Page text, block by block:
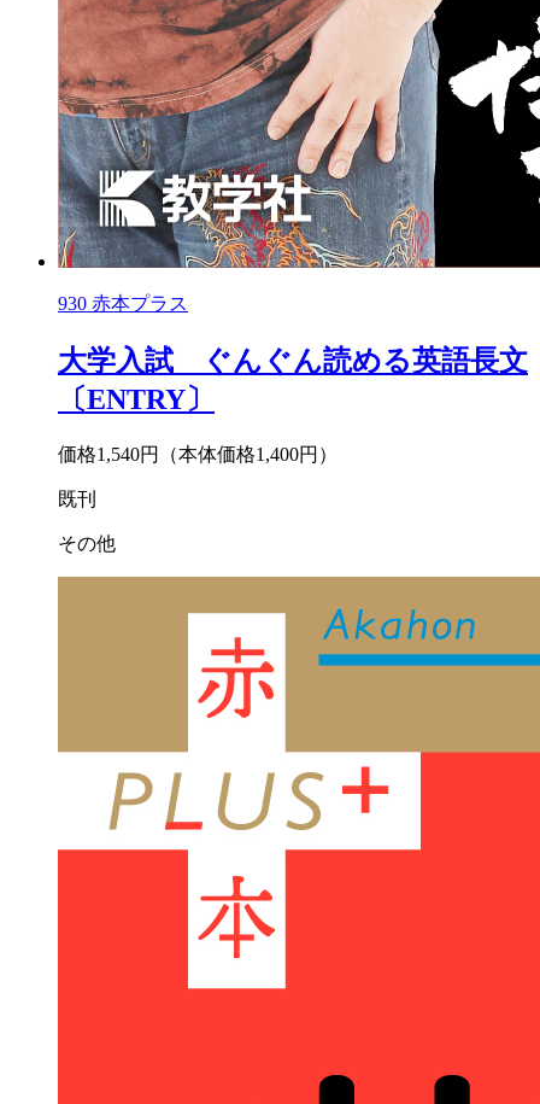
930 赤本プラス
大学入試 ぐんぐん読める英語長文
〔ENTRY〕
価格1,540円 （本体価格1,400円）
既刊
その他